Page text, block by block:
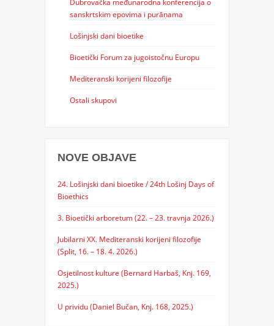
sanskrtskim epovima i purāṇama
Lošinjski dani bioetike
Bioetički Forum za jugoistočnu Europu
Mediteranski korijeni filozofije
Ostali skupovi
NOVE OBJAVE
24. Lošinjski dani bioetike / 24th Lošinj Days of
Bioethics
3. Bioetički arboretum (22. – 23. travnja 2026.)
Jubilarni XX. Mediteranski korijeni filozofije
(Split, 16. – 18. 4. 2026.)
Osjetilnost kulture (Bernard Harbaš, Knj. 169,
2025.)
U prividu (Daniel Bučan, Knj. 168, 2025.)